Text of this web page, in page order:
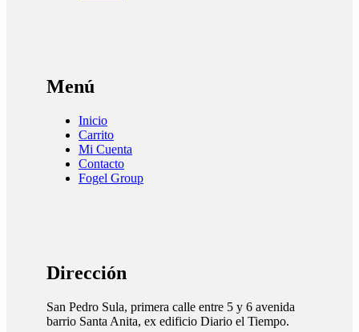
Menú
Inicio
Carrito
Mi Cuenta
Contacto
Fogel Group
Dirección
San Pedro Sula, primera calle entre 5 y 6 avenida
barrio Santa Anita, ex edificio Diario el Tiempo.​